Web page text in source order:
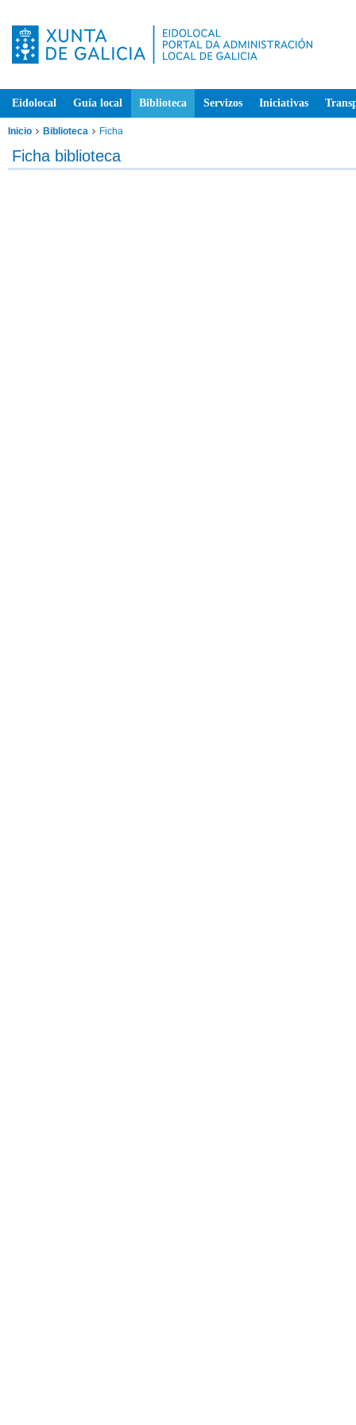
Eidolocal Guía local Biblioteca Servizos Iniciativas
Inicio Biblioteca Ficha
Ficha biblioteca